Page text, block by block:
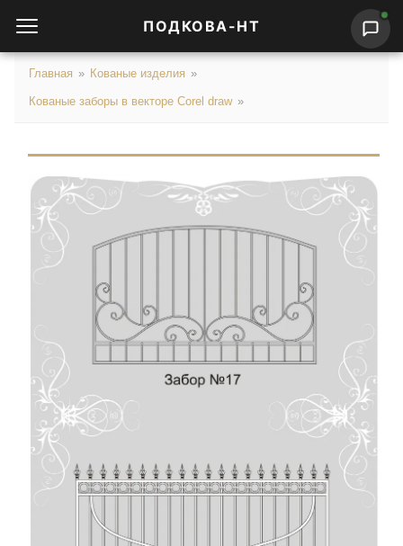
ПОДКОВА-НТ
Главная » Кованые изделия »
Кованые заборы в векторе Corel draw »